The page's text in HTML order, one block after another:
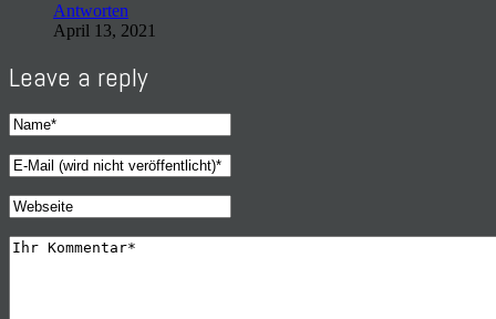
Antworten
April 13, 2021
Leave a reply